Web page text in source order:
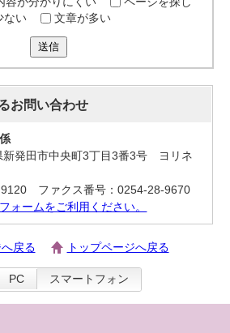
ない 文章が多い
送信
お問い合わせ
発田市中央町3丁目3番3号 ヨリネ
9120 ファクス番号：0254-28-9670
ォームをご利用ください。
戻る トップページへ戻る
PC スマートフォン